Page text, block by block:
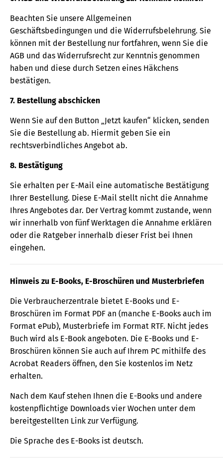
Beachten Sie unsere Allgemeinen
Geschäftsbedingungen und die Widerrufsbelehrung. Sie
können mit der Bestellung nur fortfahren, wenn Sie die
AGB und das Widerrufsrecht zur Kenntnis genommen
haben und diese durch Setzen eines Häkchens
bestätigen.
7. Bestellung abschicken
Wenn Sie auf den Button „Jetzt kaufen“ klicken, senden
Sie die Bestellung ab. Hiermit geben Sie ein
rechtsverbindliches Angebot ab.
8. Bestätigung
Sie erhalten per E-Mail eine automatische Bestätigung
Ihrer Bestellung. Diese E-Mail stellt nicht die Annahme
Ihres Angebotes dar. Der Vertrag kommt zustande, wenn
wir innerhalb von fünf Werktagen die Annahme erklären
oder die Ratgeber innerhalb dieser Frist bei Ihnen
eingehen.
Hinweis zu E-Books, E-Broschüren und Musterbriefen
Die Verbraucherzentrale bietet E-Books und E-
Broschüren im Format PDF an (manche E-Books auch im
Format ePub), Musterbriefe im Format RTF. Nicht jedes
Buch wird als E-Book angeboten. Die E-Books und E-
Broschüren können Sie auch auf Ihrem PC mithilfe des
Acrobat Readers öffnen, den Sie kostenlos im Netz
erhalten.
Nach dem Kauf stehen Ihnen die E-Books und andere
kostenpflichtige Downloads vier Wochen unter dem
bereitgestellten Link zur Verfügung.
Die Sprache des E-Books ist deutsch.